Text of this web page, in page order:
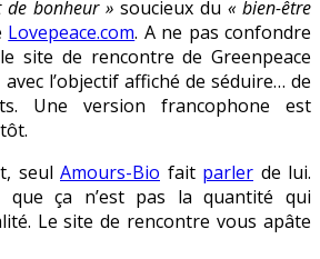
de bonheur » soucieux du « bien-être
Lovepeace.com. A ne pas confondre
site de rencontre de Greenpeace
l’objectif affiché de séduire… de
Une version francophone est
seul Amours-Bio fait parler de lui.
que ça n’est pas la quantité qui
Le site de rencontre vous apâte